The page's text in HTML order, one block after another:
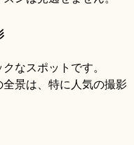
なスポットです。
景は、特に人気の撮影